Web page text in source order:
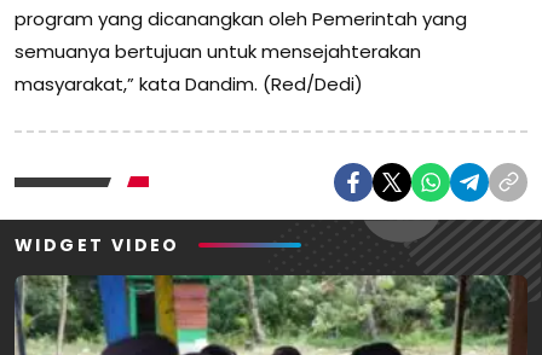
program yang dicanangkan oleh Pemerintah yang
semuanya bertujuan untuk mensejahterakan
masyarakat,” kata Dandim. (Red/Dedi)
WIDGET VIDEO